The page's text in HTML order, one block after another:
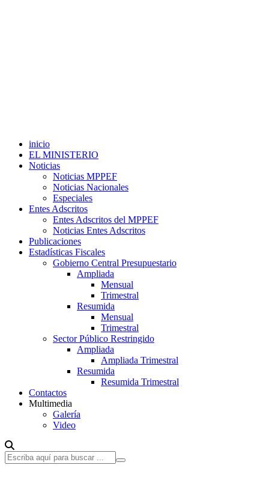
inicio
EL MINISTERIO
Noticias
Noticias MPPEF
Noticias Nacionales
Especiales
Entes Adscritos
Entes Adscritos del MPPEF
Noticias Entes Adscritos
Publicaciones
Estadísticas Fiscales
Gobierno Central Presupuestario
Ampliada
Mensual
Trimestral
Resumida
Mensual
Trimestral
Sector Público Restringido
Ampliada
Ampliada Trimestral
Resumida
Resumida Trimestral
Contactos
Multimedia
Galería
Video